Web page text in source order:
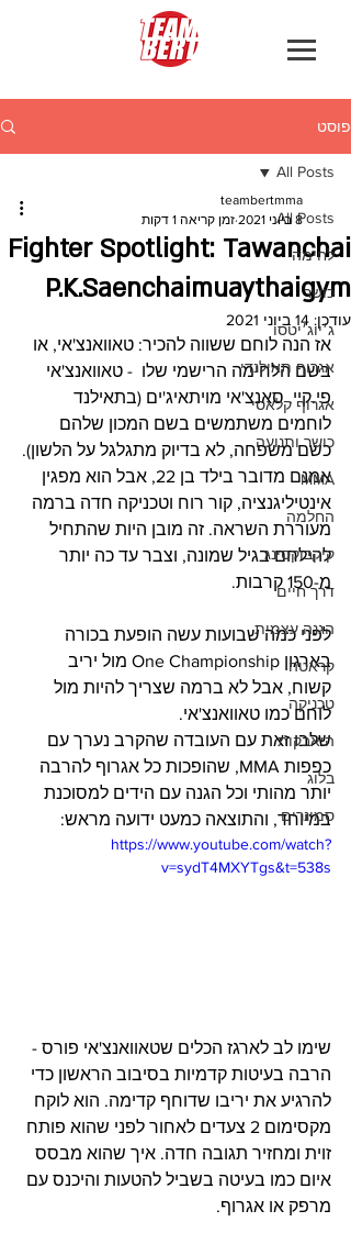
פוסט
All Posts
לחימה
כושר
ג׳יוג׳יטסו
אגרוף תאילנדי
אגרוף קלאסי
כושר ותנועה
MMA
החלמה
קיקבוקסינג
דרך חיים
הגנה עצמית
קראטה
טכניקה
היאבקות
בלוג
סמינרים
All Posts
Fighter Spotlight: Tawanchai
P.K.Saenchaimuaythaigym
teambertmma
8 ביוני 2021
זמן קריאה 1 דקות
עודכן: 14 ביוני 2021
אז הנה לוחם ששווה להכיר: טאוואנצ'אי, או
בשם הלחימה הרישמי שלו  - טאוואנצ'אי
פי.קיי. סאנצ'אי מויתאיג'ים (בתאילנד
לוחמים משתמשים בשם המכון שלהם
כשם משפחה, לא בדיוק מתגלגל על הלשון).
אמנם מדובר בילד בן 22, אבל הוא מפגין
אינטיליגנציה, קור רוח וטכניקה חדה ברמה
מעוררת השראה. זה מובן היות שהתחיל
להילחם בגיל שמונה, וצבר עד כה יותר
מ-150 קרבות.
לפני כמה שבועות עשה הופעת בכורה
בארגון One Championship מול יריב
קשוח, אבל לא ברמה שצריך להיות מול
לוחם כמו טאוואנצ'אי.
שלבו זאת עם העובדה שהקרב נערך עם
כפפות MMA, שהופכות כל אגרוף להרבה
יותר מהותי וכל הגנה עם הידים למסוכנת
במיוחד, והתוצאה כמעט ידועה מראש:
https://www.youtube.com/watch?
v=sydT4MXYTgs&t=538s
שימו לב לארגז הכלים שטאוואנצ'אי פורס -
הרבה בעיטות קדמיות בסיבוב הראשון כדי
להרגיע את יריבו שדוחף קדימה. הוא לוקח
מקסימום 2 צעדים לאחור לפני שהוא פותח
זוית ומחזיר תגובה חדה. איך שהוא מבסס
איום כמו בעיטה בשביל להטעות והיכנס עם
מרפק או אגרוף.